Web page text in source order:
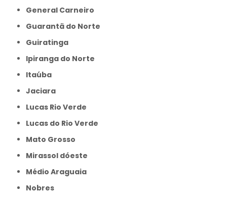
General Carneiro
Guarantã do Norte
Guiratinga
Ipiranga do Norte
Itaúba
Jaciara
Lucas Rio Verde
Lucas do Rio Verde
Mato Grosso
Mirassol dóeste
Médio Araguaia
Nobres